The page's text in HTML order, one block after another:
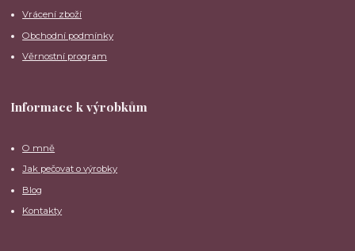
Vrácení zboží
Obchodní podmínky
Věrnostní program
Informace k výrobkům
O mně
Jak pečovat o výrobky
Blog
Kontakty